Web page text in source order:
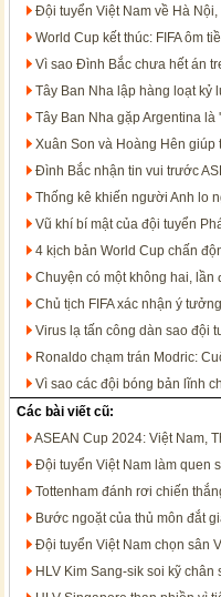
Đội tuyển Việt Nam về Hà
World Cup kết thúc: FIFA ôm
Vì sao Đình Bắc chưa hết án
Tây Ban Nha lập hàng loạt kỷ
Tây Ban Nha gặp Argentina là
Xuân Son và Hoàng Hên giúp
Đình Bắc nhận tin vui trước
Thống kê khiến người Anh lo
Vũ khí bí mật của đội tuyển
4 kịch bản World Cup chấn
Chuyện có một không hai, lần
Chủ tịch FIFA xác nhận ý
Virus lạ tấn công dàn sao đội
Ronaldo chạm trán Modric:
Vì sao các đội bóng bản lĩnh
Các bài viết cũ:
ASEAN Cup 2024: Việt Nam,
Đội tuyển Việt Nam làm quen
Tottenham đánh rơi chiến
Bước ngoặt của thủ môn đắt
Đội tuyển Việt Nam chọn sân
HLV Kim Sang-sik soi kỹ